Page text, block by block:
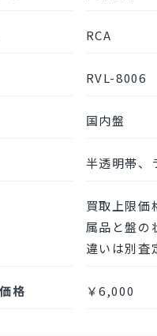
RCA
RVL-8006
国内盤
半透明帯、
買取上限価
属品と盤の
違いは別査
格 ￥6,000